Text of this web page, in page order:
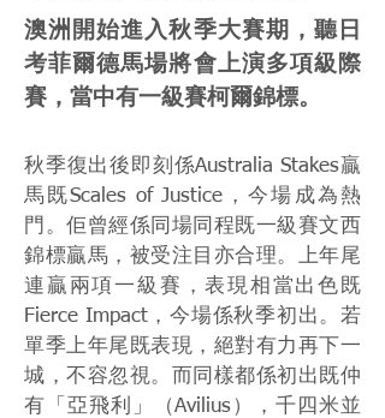
澳洲開始進入秋季大賽期，聽日
考菲爾德馬場將會上演多項級際
賽，當中有一級賽柯爾錦標。
秋季復出後即刻係Australia Stakes贏
馬既Scales of Justice，今場成為熱
門。佢曾經係同場同程既一級賽文西
錦標贏馬，被受注目亦合理。上年尾
連贏兩項一級賽，表現相當出色既
Fierce Impact，今場係秋季初出。若
單季上年尾既表現，絕對有力再下一
城，不容忽視。而同樣都係初出既仲
有「亞飛利」（Avilius），千四米並